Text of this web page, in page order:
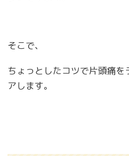
そこで、
ちょっとしたコツで片頭痛を
アします。